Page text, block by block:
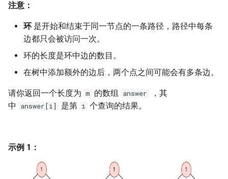
14.1. 剪绳子
14.2. 剪绳子 II
15. 二进制中 1 的个数
17. 打印从 1 到最大的 n 位数
19. 正则表达式匹配
11. 和 1 个数相同的子数组
12. 左右两边子数组的和相等
13. 二维子矩阵的和
15. 字符串中的所有变位词
符串
17. 含有所有字符的最短字符
2.3. 删除中间节点
2.4. 分割链表
2.5. 链表求和
2.7. 链表相交
3.1. 三合一
注意：
环是开始和结束于同一节点的一条路径，路径中每条
边都只会被访问一次。
环的长度是环中边的数目。
在树中添加额外的边后，两个点之间可能会有多条边。
请你返回一个长度为 m 的数组 answer
，其
中
answer[i] 是第 i 个查询的结果。
示例 1：